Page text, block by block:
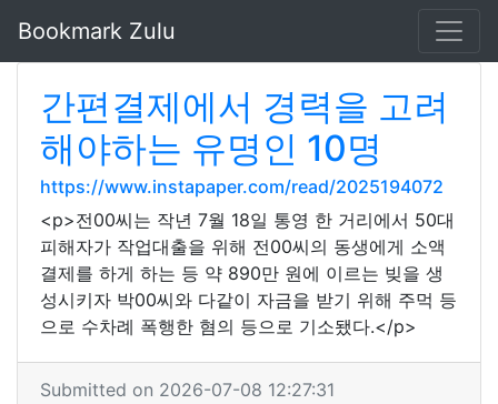
Bookmark Zulu
간편결제에서 경력을 고려
해야하는 유명인 10명
https://www.instapaper.com/read/2025194072
<p>전00씨는 작년 7월 18일 통영 한 거리에서 50대
피해자가 작업대출을 위해 전00씨의 동생에게 소액
결제를 하게 하는 등 약 890만 원에 이르는 빚을 생
성시키자 박00씨와 다같이 자금을 받기 위해 주먹 등
으로 수차례 폭행한 혐의 등으로 기소됐다.</p>
Submitted on 2026-07-08 12:27:31